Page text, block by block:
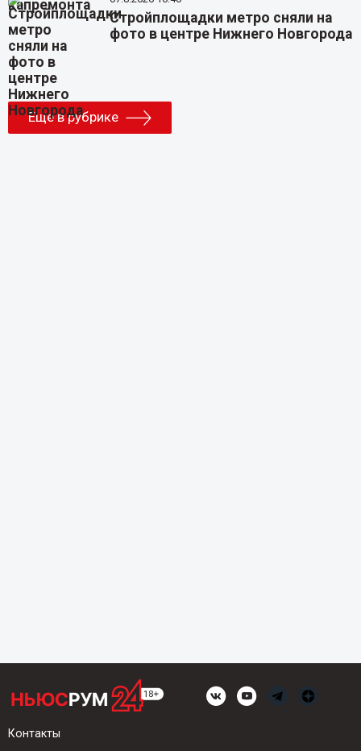
Стройплощадки метро сняли на
фото в центре Нижнего Новгорода
Еще в рубрике
Контакты